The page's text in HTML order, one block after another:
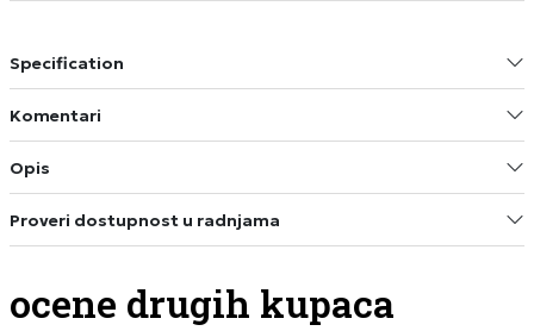
Specification
Komentari
Opis
Proveri dostupnost u radnjama
ocene drugih kupaca